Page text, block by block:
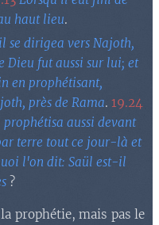
haut lieu.
se dirigea vers Najoth,
Dieu fut aussi sur lui; et
en prophétisant,
près de Rama. 19.24
aussi devant
terre tout ce jour-là et
l'on dit: Saül est-il
?
prophétie, mais pas le